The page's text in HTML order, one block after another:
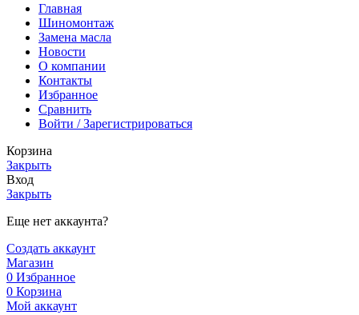
Главная
Шиномонтаж
Замена масла
Новости
О компании
Контакты
Избранное
Сравнить
Войти / Зарегистрироваться
Корзина
Закрыть
Вход
Закрыть
Еще нет аккаунта?
Создать аккаунт
Магазин
0 Избранное
0 Корзина
Мой аккаунт